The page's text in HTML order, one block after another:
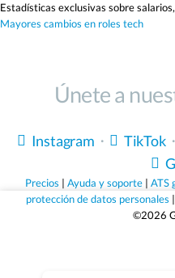
Sólo empleos
Estadísticas exclusivas sobre
Mayores cambios en roles tech
Únete a
Instagram ・ TikTok・
Precios | Ayuda y soporte | ATS
protección de datos personales |
©2026